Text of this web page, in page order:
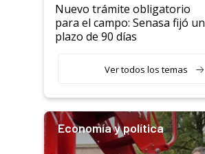
Nuevo trámite obligatorio
para el campo: Senasa fijó un
plazo de 90 días
Ver todos los temas
Economía y política